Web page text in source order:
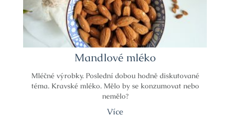
Mandlové mléko
Mléčné výrobky. Poslední dobou hodně diskutované
téma. Kravské mléko. Mělo by se konzumovat nebo
nemělo?
Více